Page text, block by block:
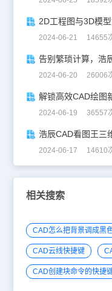
2D工程图与3D模
2024-06-21 14655
2024-06-20 26006
2024-06-19 36557
2024-06-17 14610
相关搜索
CAD怎么把背景调成黑
CAD云线快捷键
CAD创建块命令的快捷